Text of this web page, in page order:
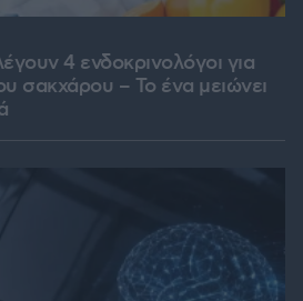
4 ενδοκρινολόγοι για
σακχάρου – Το ένα μειώνει